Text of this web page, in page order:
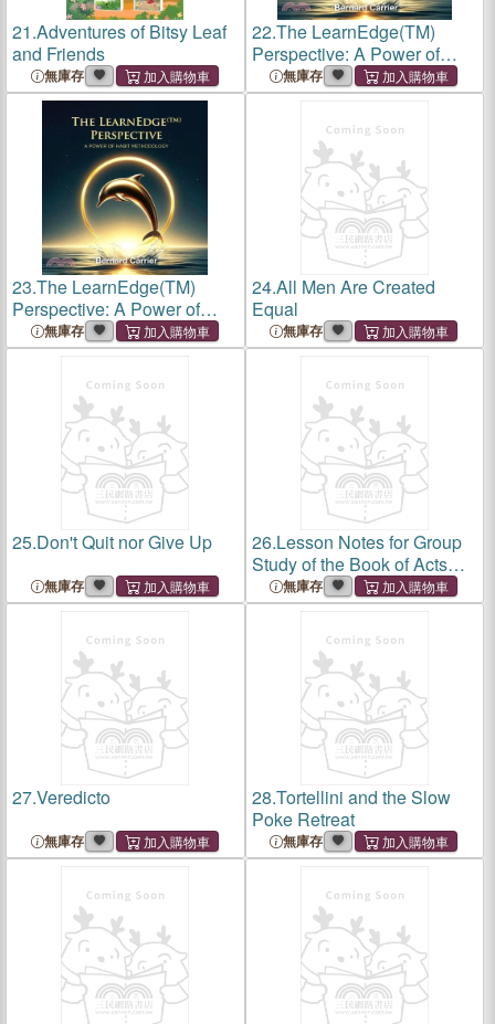
21.Adventures of Bitsy Leaf
and Friends
無庫存
22.The LearnEdge(TM)
Perspective: A Power of
Habit Methodology
無庫存
23.The LearnEdge(TM)
Perspective: A Power of
Habit Methodology
無庫存
24.All Men Are Created
Equal
無庫存
25.Don't Quit nor Give Up
無庫存
26.Lesson Notes for Group
Study of the Book of Acts
and Related Questions: 4th
Edition
無庫存
27.Veredicto
無庫存
28.Tortellini and the Slow
Poke Retreat
無庫存